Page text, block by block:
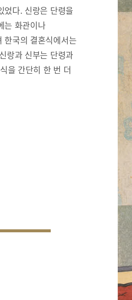
었다. 신랑은 단령을
는 화관이나
한국의 결혼식에서는
랑과 신부는 단령과
을 간단히 한 번 더